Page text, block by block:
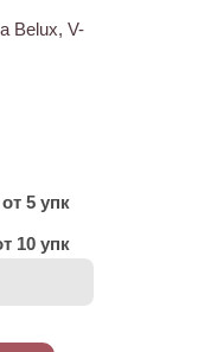
Belux, V-
от 5 упк
10 упк